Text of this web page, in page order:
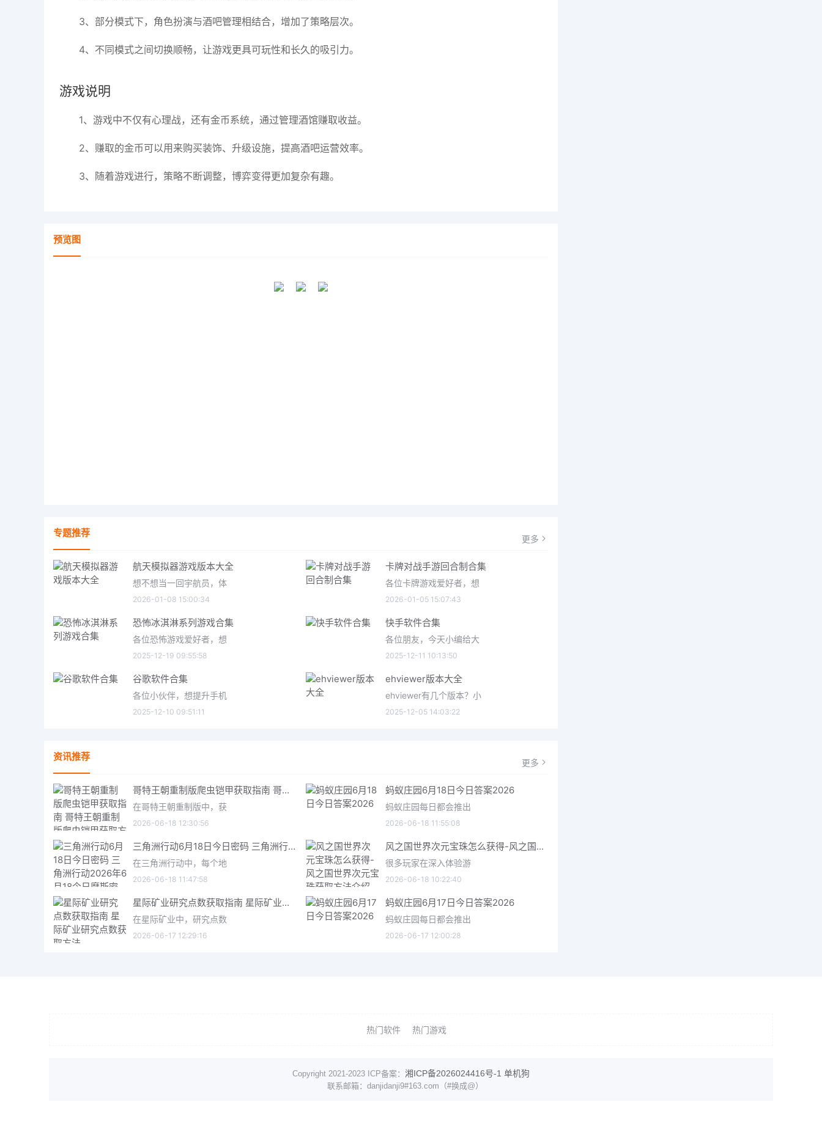
3、部分模式下，角色扮演与酒吧管理相结合，增加了策略层次。
4、不同模式之间切换顺畅，让游戏更具可玩性和长久的吸引力。
游戏说明
1、游戏中不仅有心理战，还有金币系统，通过管理酒馆赚取收益。
2、赚取的金币可以用来购买装饰、升级设施，提高酒吧运营效率。
3、随着游戏进行，策略不断调整，博弈变得更加复杂有趣。
预览图
专题推荐 更多
航天模拟器游戏版本大全
想不想当一回宇航员，体
2026-01-08 15:00:34
卡牌对战手游回合制合集
各位卡牌游戏爱好者，想
2026-01-05 15:07:43
恐怖冰淇淋系列游戏合集
各位恐怖游戏爱好者，想
2025-12-19 09:55:58
快手软件合集
各位朋友，今天小编给大
2025-12-11 10:13:50
谷歌软件合集
各位小伙伴，想提升手机
2025-12-10 09:51:11
ehviewer版本大全
ehviewer有几个版本？小
2025-12-05 14:03:22
资讯推荐 更多
哥特王朝重制版爬虫铠甲获取指南 哥特王朝重制版爬虫铠甲获取方法
在哥特王朝重制版中，获
2026-06-18 12:30:56
蚂蚁庄园6月18日今日答案2026
蚂蚁庄园每日都会推出
2026-06-18 11:55:08
三角洲行动6月18日今日密码 三角洲行动2026年6月18今日摩斯密码分享
在三角洲行动中，每个地
2026-06-18 11:47:58
风之国世界次元宝珠怎么获得-风之国世界次元宝珠获取方法介绍
很多玩家在深入体验游
2026-06-18 10:22:40
星际矿业研究点数获取指南 星际矿业研究点数获取方法
在星际矿业中，研究点数
2026-06-17 12:29:16
蚂蚁庄园6月17日今日答案2026
蚂蚁庄园每日都会推出
2026-06-17 12:00:28
热门软件 热门游戏
Copyright 2021-2023 ICP备案： 湘ICP备2026024416号-1 单机狗
联系邮箱：danjidanji9#163.com（#换成@）